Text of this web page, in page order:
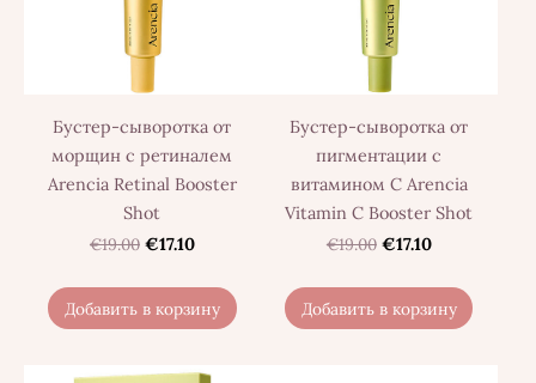
Бустер-сыворотка от
морщин с ретиналем
Arencia Retinal Booster
Shot
€19.00 €17.10
Добавить в корзину
Бустер-сыворотка от
пигментации с
витамином C Arencia
Vitamin C Booster Shot
€19.00 €17.10
Добавить в корзину